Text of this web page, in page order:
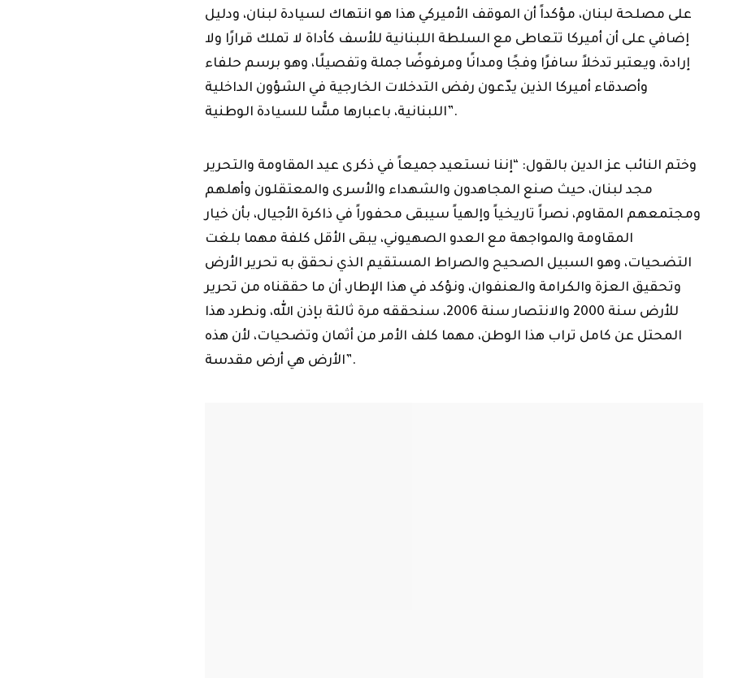
على مصلحة لبنان، مؤكداً أن الموقف الأميركي هذا هو انتهاك لسيادة لبنان، ودليل
إضافي على أن أميركا تتعاطى مع السلطة اللبنانية للأسف كأداة لا تملك قرارًا ولا
إرادة، ويعتبر تدخلاً سافرًا وفجًا ومدانًا ومرفوضًا جملة وتفصيلًا، وهو برسم حلفاء
وأصدقاء أميركا الذين يدّعون رفض التدخلات الخارجية في الشؤون الداخلية
اللبنانية، باعبارها مسًّا للسيادة الوطنية”.
وختم النائب عز الدين بالقول: “إننا نستعيد جميعاً في ذكرى عيد المقاومة والتحرير
مجد لبنان، حيث صنع المجاهدون والشهداء والأسرى والمعتقلون وأهلهم
ومجتمعهم المقاوم، نصراً تاريخياً وإلهياً سيبقى محفوراً في ذاكرة الأجيال، بأن خيار
المقاومة والمواجهة مع العدو الصهيوني، يبقى الأقل كلفة مهما بلغت
التضحيات، وهو السبيل الصحيح والصراط المستقيم الذي نحقق به تحرير الأرض
وتحقيق العزة والكرامة والعنفوان، ونؤكد في هذا الإطار، أن ما حققناه من تحرير
للأرض سنة 2000 والانتصار سنة 2006، سنحققه مرة ثالثة بإذن الله، ونطرد هذا
المحتل عن كامل تراب هذا الوطن، مهما كلف الأمر من أثمان وتضحيات، لأن هذه
الأرض هي أرض مقدسة”.